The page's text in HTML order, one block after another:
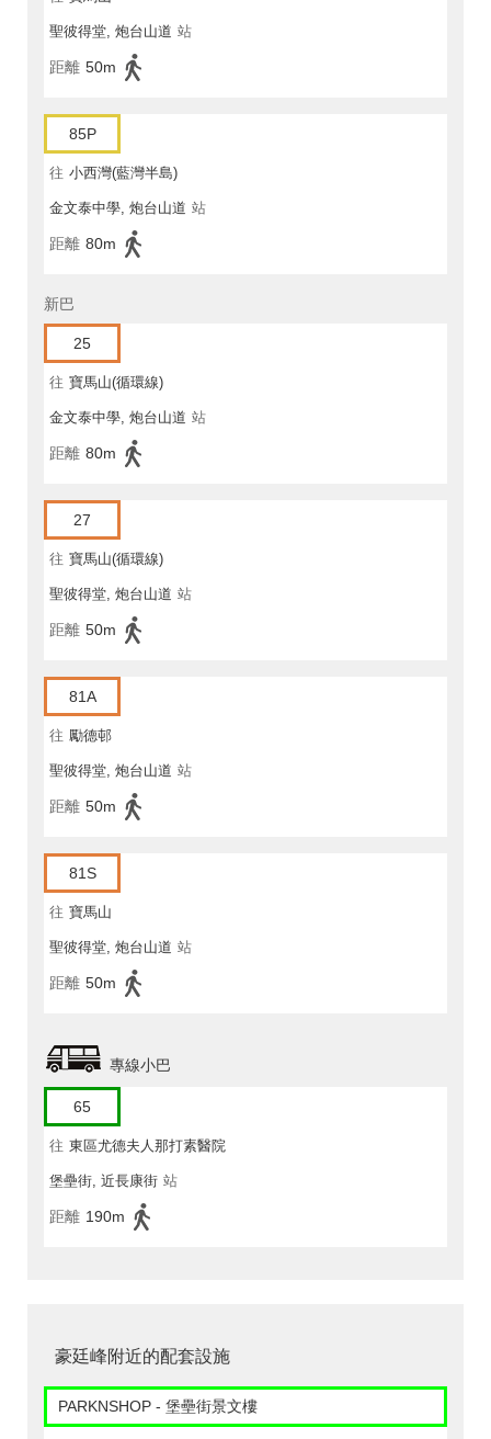
聖彼得堂, 炮台山道 站
距離 50m
85P
往 小西灣(藍灣半島)
金文泰中學, 炮台山道 站
距離 80m
新巴
25
往 寶馬山(循環線)
金文泰中學, 炮台山道 站
距離 80m
27
往 寶馬山(循環線)
聖彼得堂, 炮台山道 站
距離 50m
81A
往 勵德邨
聖彼得堂, 炮台山道 站
距離 50m
81S
往 寶馬山
聖彼得堂, 炮台山道 站
距離 50m
專線小巴
65
往 東區尤德夫人那打素醫院
堡壘街, 近長康街 站
距離 190m
豪廷峰附近的配套設施
PARKNSHOP - 堡壘街景文樓